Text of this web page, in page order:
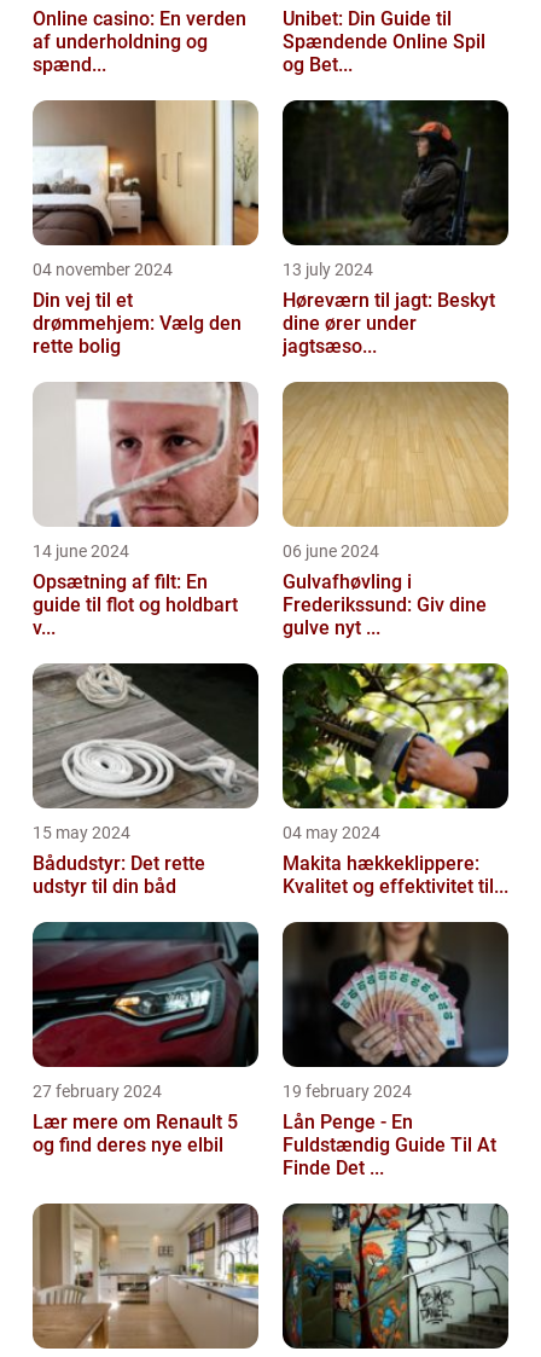
Online casino: En verden
af underholdning og
spænd...
Unibet: Din Guide til
Spændende Online Spil
og Bet...
04 november 2024
Din vej til et
drømmehjem: Vælg den
rette bolig
13 july 2024
Høreværn til jagt: Beskyt
dine ører under
jagtsæso...
14 june 2024
Opsætning af filt: En
guide til flot og holdbart
v...
06 june 2024
Gulvafhøvling i
Frederikssund: Giv dine
gulve nyt ...
15 may 2024
Bådudstyr: Det rette
udstyr til din båd
04 may 2024
Makita hækkeklippere:
Kvalitet og effektivitet til...
27 february 2024
Lær mere om Renault 5
og find deres nye elbil
19 february 2024
Lån Penge - En
Fuldstændig Guide Til At
Finde Det ...